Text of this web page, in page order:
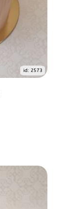
id: 2573